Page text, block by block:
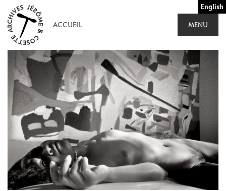
Aller
au
contenu
English
ACCUEIL
MENU